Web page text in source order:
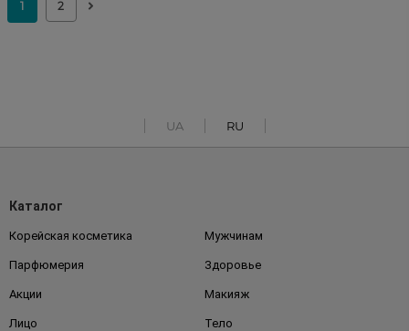
UA RU
Каталог
Корейская косметика Мужчинам
Парфюмерия Здоровье
Акции Макияж
Лицо Тело